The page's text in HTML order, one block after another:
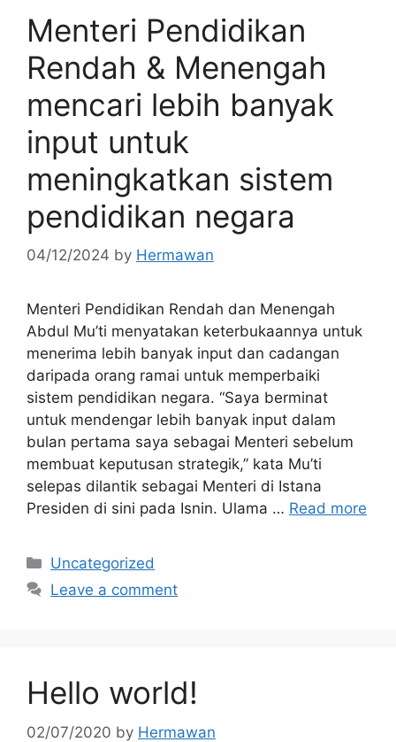
Menteri Pendidikan
Rendah & Menengah
mencari lebih banyak
input untuk
meningkatkan sistem
pendidikan negara
04/12/2024 by Hermawan
Menteri Pendidikan Rendah dan Menengah
Abdul Mu’ti menyatakan keterbukaannya untuk
menerima lebih banyak input dan cadangan
daripada orang ramai untuk memperbaiki
sistem pendidikan negara. “Saya berminat
untuk mendengar lebih banyak input dalam
bulan pertama saya sebagai Menteri sebelum
membuat keputusan strategik,” kata Mu’ti
selepas dilantik sebagai Menteri di Istana
Presiden di sini pada Isnin. Ulama … Read more
Categories
Uncategorized
Leave a comment
Hello world!
02/07/2020 by Hermawan